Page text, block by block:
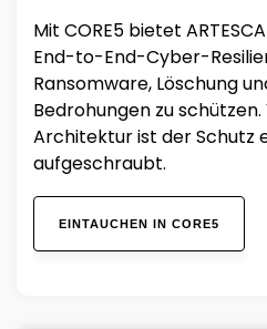
Mit CORE5 bietet
End-to-End-Cyber-
Ransomware, Löschung
Bedrohungen zu schützen.
Architektur ist der Schutz
aufgeschraubt.
EINTAUCHEN IN CORE5